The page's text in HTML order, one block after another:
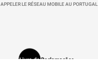
APPELER LE RÉSEAU MOBILE AU PORTUGAL